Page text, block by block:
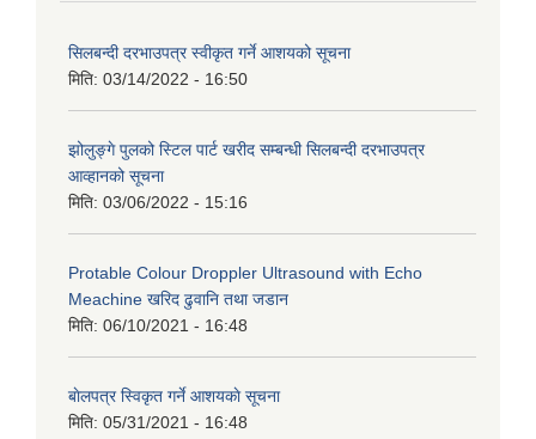
सिलबन्दी दरभाउपत्र स्वीकृत गर्ने आशयको सूचना
मिति: 03/14/2022 - 16:50
झोलुङ्गे पुलको स्टिल पार्ट खरीद सम्बन्धी सिलबन्दी दरभाउपत्र
आव्हानको सूचना
मिति: 03/06/2022 - 15:16
Protable Colour Droppler Ultrasound with Echo
Meachine खरिद ढुवानि तथा जडान
मिति: 06/10/2021 - 16:48
बाेलपत्र स्विकृत गर्ने आशयकाे सूचना
मिति: 05/31/2021 - 16:48